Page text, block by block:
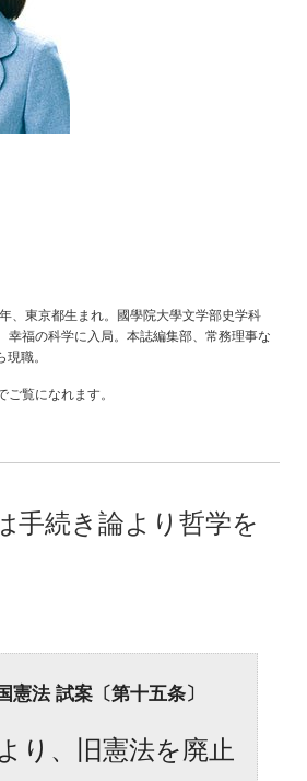
、東京都生まれ。國學院大學文学部史学科
幸福の科学に入局。本誌編集部、常務理事な
職。
覧になれます。
手続き論より哲学を
憲法 試案〔第十五条〕
り、旧憲法を廃止